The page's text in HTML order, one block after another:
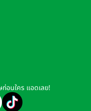
อนใคร แอดเลย!